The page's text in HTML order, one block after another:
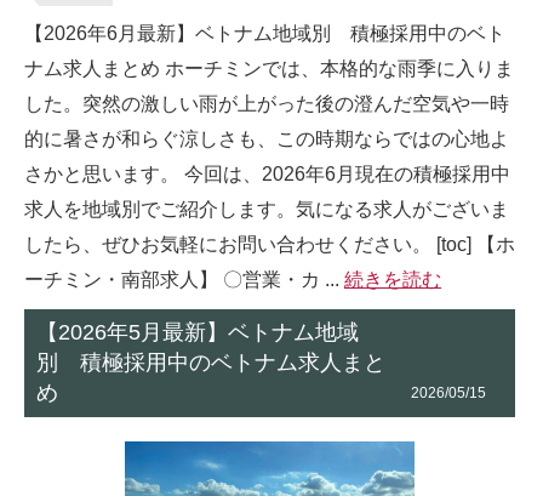
【2026年6月最新】ベトナム地域別 積極採用中のベト
ナム求人まとめ ホーチミンでは、本格的な雨季に入りま
した。突然の激しい雨が上がった後の澄んだ空気や一時
的に暑さが和らぐ涼しさも、この時期ならではの⼼地よ
さかと思います。 今回は、2026年6月現在の積極採用中
求人を地域別でご紹介します。気になる求人がございま
したら、ぜひお気軽にお問い合わせください。 [toc] 【ホ
ーチミン・南部求人】 〇営業・カ ... 続きを読む
【2026年5月最新】ベトナム地域
別 積極採用中のベトナム求人まと
め
2026/05/15